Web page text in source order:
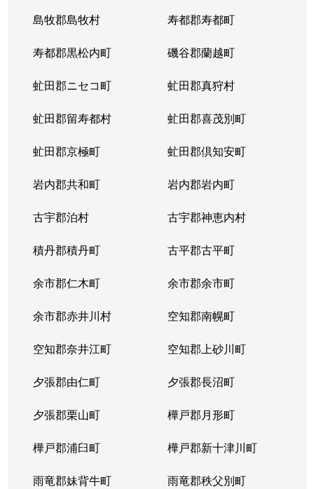
島牧郡島牧村 寿都郡寿都町
寿都郡黒松内町 磯谷郡蘭越町
虻田郡ニセコ町 虻田郡真狩村
虻田郡留寿都村 虻田郡喜茂別町
虻田郡京極町 虻田郡倶知安町
岩内郡共和町 岩内郡岩内町
古宇郡泊村 古宇郡神恵内村
積丹郡積丹町 古平郡古平町
余市郡仁木町 余市郡余市町
余市郡赤井川村 空知郡南幌町
空知郡奈井江町 空知郡上砂川町
夕張郡由仁町 夕張郡長沼町
夕張郡栗山町 樺戸郡月形町
樺戸郡浦臼町 樺戸郡新十津川町
雨竜郡妹背牛町 雨竜郡秩父別町